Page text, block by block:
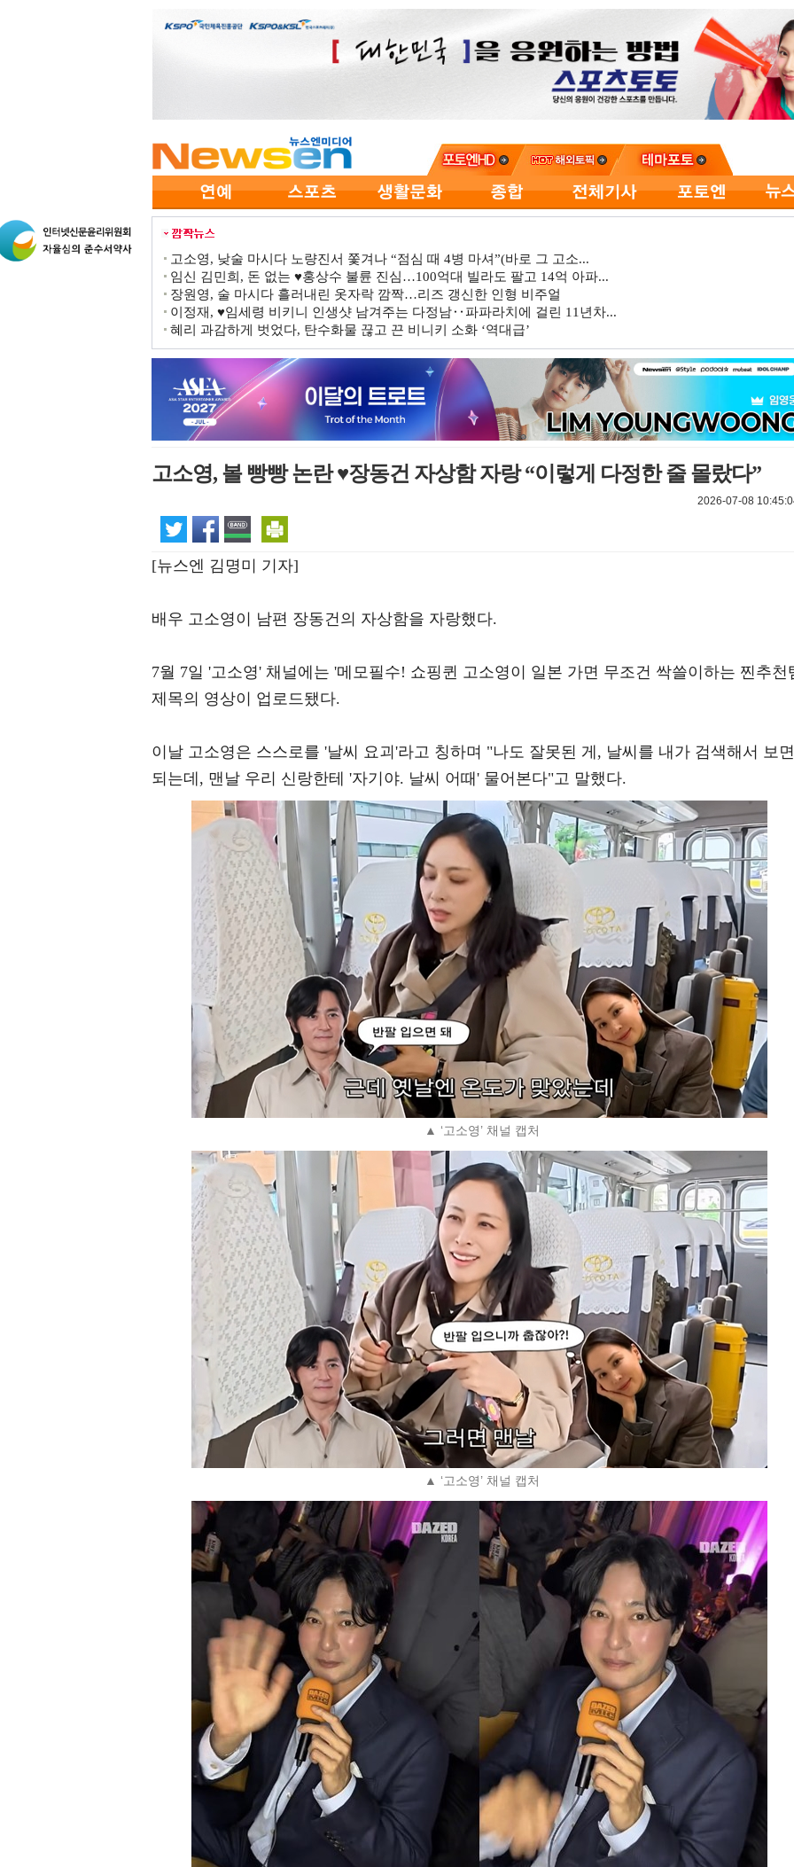
고소영, 낮술 마시다 노량진서 쫓겨나 “점심 때 4병 마셔”(바로 그 고소...
임신 김민희, 돈 없는 ♥홍상수 불륜 진심…100억대 빌라도 팔고 14억 아파...
장원영, 술 마시다 흘러내린 옷자락 깜짝…리즈 갱신한 인형 비주얼
이정재, ♥임세령 비키니 인생샷 남겨주는 다정남‥파파라치에 걸린 11년차...
혜리 과감하게 벗었다, 탄수화물 끊고 끈 비니키 소화 ‘역대급’
고소영, 볼 빵빵 논란 ♥장동건 자상함 자랑 “이렇게 다정한 줄 몰랐다”
2026-07-08
[뉴스엔 김명미 기자]
배우 고소영이 남편 장동건의 자상함을 자랑했다.
7월 7일 '고소영' 채널에는 '메모필수! 쇼핑퀸 고소영이 일본 가면 무조건 싹쓸이하는 찐추천
제목의 영상이 업로드됐다.
이날 고소영은 스스로를 '날씨 요괴'라고 칭하며 "나도 잘못된 게, 날씨를 내가 검색해서 보면
되는데, 맨날 우리 신랑한테 '자기야. 날씨 어때' 물어본다"고 말했다.
▲ ‘고소영’ 채널 캡처
▲ ‘고소영’ 채널 캡처